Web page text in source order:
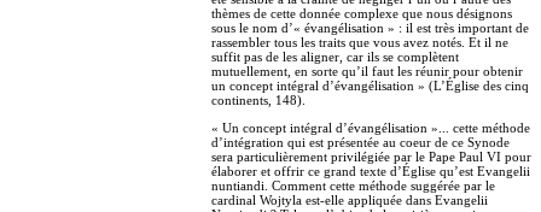
thèmes de cette donnée complexe que nous désignons
sous le nom d’« évangélisation » : il est très important de
rassembler tous les traits que vous avez notés. Et il ne
suffit pas de les aligner, car ils se complètent
mutuellement, en sorte qu’il faut les réunir pour obtenir
un concept intégral d’évangélisation » (L’Église des cinq
continents, 148).
« Un concept intégral d’évangélisation »... cette méthode
d’intégration qui est présentée au coeur de ce Synode
sera particulièrement privilégiée par le Pape Paul VI pour
élaborer et offrir ce grand texte d’Église qu’est Evangelii
nuntiandi. Comment cette méthode suggérée par le
cardinal Wojtyla est-elle appliquée dans Evangelii